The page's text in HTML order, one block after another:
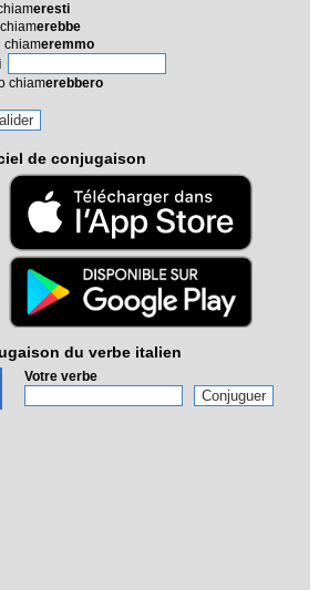
eresti
erebbe
chiameremmo
chiamerebbero
de conjugaison
du verbe italien
Votre verbe